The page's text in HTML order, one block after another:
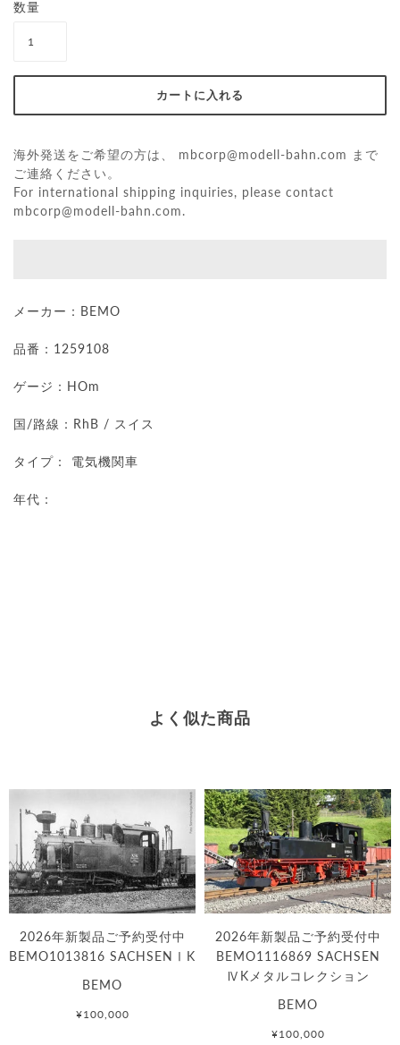
数量
海外発送をご希望の方は、 mbcorp@modell-bahn.com
まで
ご連絡ください。
For international shipping inquiries, please contact
mbcorp@modell-bahn.com.
メーカー：BEMO
品番：1259108
ゲージ：HOm
国/路線：RhB / スイス
タイプ： 電気機関車
年代：
よく似た商品
2026年新製品ご予約受付中
BEMO1013816 SACHSENⅠK
BEMO
¥100,000
2026年新製品ご予約受付中
BEMO1116869 SACHSEN
ⅣKメタルコレクション
BEMO
¥100,000